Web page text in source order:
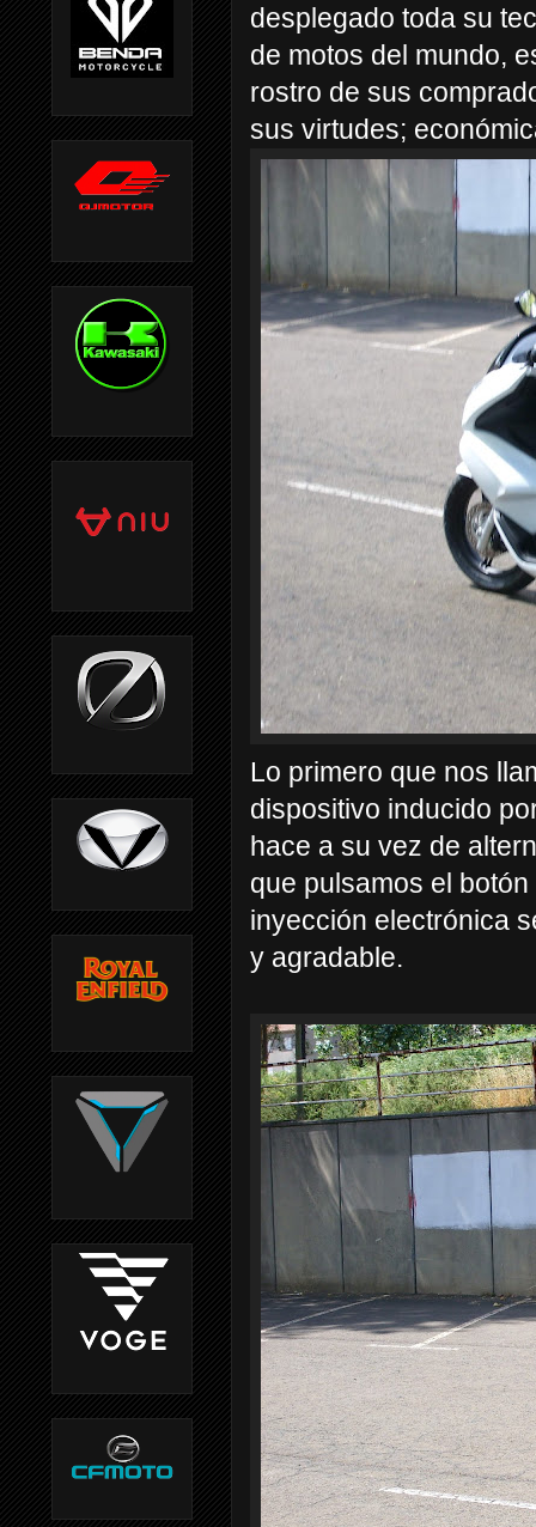
desplegado toda su
de motos del mundo,
rostro de sus
sus virtudes;
Lo primero que nos
dispositivo inducido
hace a su vez de
que pulsamos el
inyección electrónica
y agradable.